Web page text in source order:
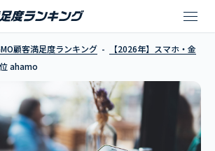
顧客満足度ランキング
【2026年】スマホ・金
ahamo